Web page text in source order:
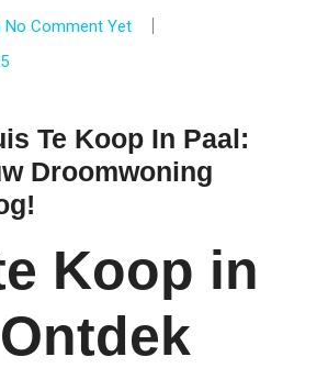
No Comment Yet
Te Koop In Paal:
Droomwoning
Koop in